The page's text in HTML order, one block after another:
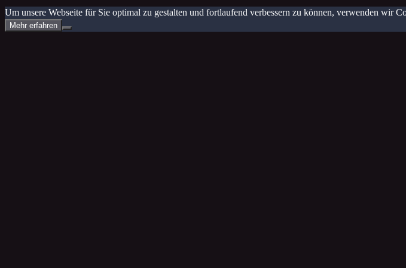
Um unsere Webseite für Sie optimal zu gestalten und fortlaufend verbessern zu können, verwenden wir
Mehr erfahren